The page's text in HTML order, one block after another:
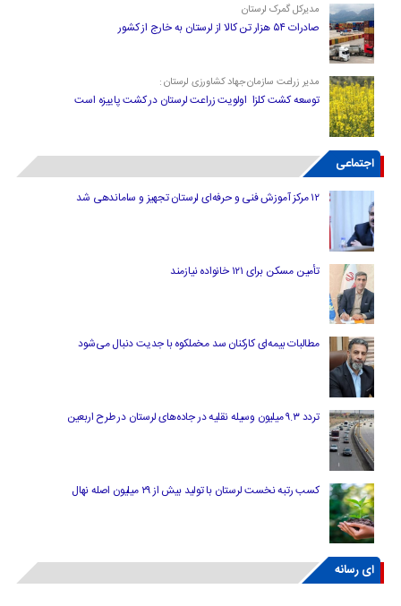
مدیرکل گمرک لرستان
صادرات ۵۴ هزار تن کالا از لرستان به خارج از کشور
مدیر زراعت سازمان جهاد کشاورزی لرستان :
توسعه کشت کلزا اولویت زراعت لرستان در کشت پاییزه است
اجتماعی
۱۲ مرکز آموزش فنی و حرفه‌ای لرستان تجهیز و ساماندهی شد
تأمین مسکن برای ۱۲۱ خانواده نیازمند
مطالبات بیمه‌ای کارکنان سد مخملکوه با جدیت دنبال می‌شود
تردد ۹.۳ میلیون وسیله نقلیه در جاده‌های لرستان در طرح اربعین
کسب رتبه نخست لرستان با تولید بیش از ۲۹ میلیون اصله نهال
ای رسانه